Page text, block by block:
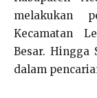
melakukan
Kecamatan
Besar. Hingga
dalam